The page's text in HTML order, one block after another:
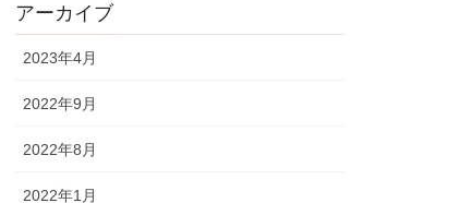
アーカイブ
2023年4月
2022年9月
2022年8月
2022年1月